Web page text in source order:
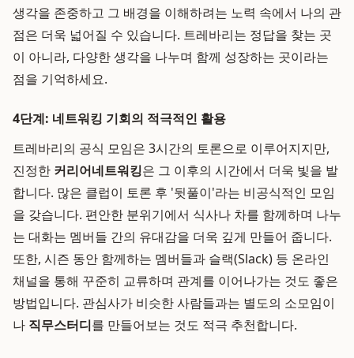
생각을 존중하고 그 배경을 이해하려는 노력 속에서 나의 관
점은 더욱 넓어질 수 있습니다. 트레바리는 정답을 찾는 곳
이 아니라, 다양한 생각을 나누며 함께 성장하는 곳이라는
점을 기억하세요.
4단계: 네트워킹 기회의 적극적인 활용
트레바리의 공식 모임은 3시간의 토론으로 이루어지지만,
진정한 커리어네트워킹은 그 이후의 시간에서 더욱 빛을 발
합니다. 많은 클럽이 토론 후 '뒷풀이'라는 비공식적인 모임
을 갖습니다. 편안한 분위기에서 식사나 차를 함께하며 나누
는 대화는 멤버들 간의 유대감을 더욱 깊게 만들어 줍니다.
또한, 시즌 동안 함께하는 멤버들과 슬랙(Slack) 등 온라인
채널을 통해 꾸준히 교류하며 관계를 이어나가는 것도 좋은
방법입니다. 관심사가 비슷한 사람들과는 별도의 소모임이
나 직무스터디를 만들어보는 것도 적극 추천합니다.